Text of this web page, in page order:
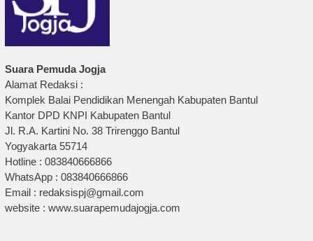
Suara Pemuda Jogja
Alamat Redaksi :
Komplek Balai Pendidikan Menengah Kabupaten Bantul
Kantor DPD KNPI Kabupaten Bantul
Jl. R.A. Kartini No. 38 Trirenggo Bantul
Yogyakarta 55714
Hotline : 083840666866
WhatsApp : 083840666866
Email : redaksispj@gmail.com
website : www.suarapemudajogja.com